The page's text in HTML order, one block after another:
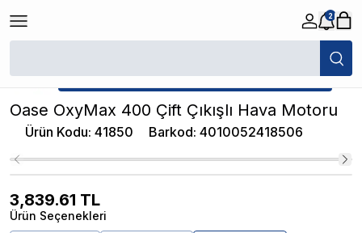
2
/ Oase OxyMax 400 Çift Çıkışlı Hava Motoru
★ Atakan Petshop, Oase yetkili satıcısıdır.
Oase OxyMax 400 Çift Çıkışlı Hava Motoru
Ürün Kodu: 41850 Barkod: 4010052418506
3,839.61 TL
Ürün Seçenekleri